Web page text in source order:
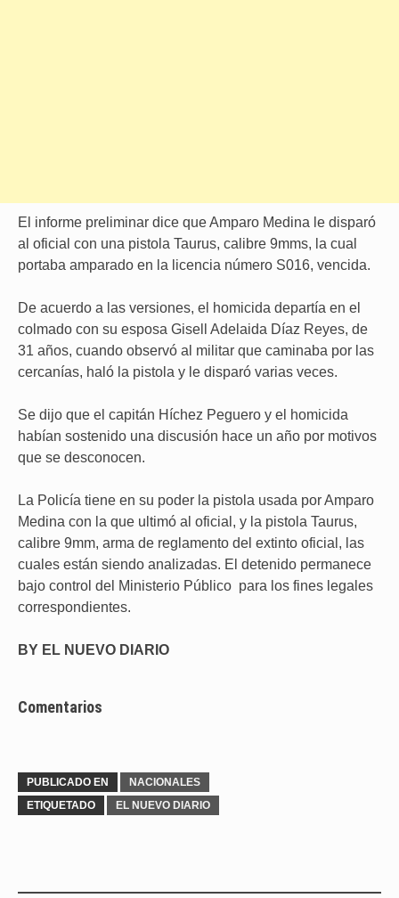
El informe preliminar dice que Amparo Medina le disparó
al oficial con una pistola Taurus, calibre 9mms, la cual
portaba amparado en la licencia número S016, vencida.
De acuerdo a las versiones, el homicida departía en el
colmado con su esposa Gisell Adelaida Díaz Reyes, de
31 años, cuando observó al militar que caminaba por las
cercanías, haló la pistola y le disparó varias veces.
Se dijo que el capitán Híchez Peguero y el homicida
habían sostenido una discusión hace un año por motivos
que se desconocen.
La Policía tiene en su poder la pistola usada por Amparo
Medina con la que ultimó al oficial, y la pistola Taurus,
calibre 9mm, arma de reglamento del extinto oficial, las
cuales están siendo analizadas. El detenido permanece
bajo control del Ministerio Público para los fines legales
correspondientes.
BY EL NUEVO DIARIO
Comentarios
PUBLICADO EN
NACIONALES
ETIQUETADO
EL NUEVO DIARIO